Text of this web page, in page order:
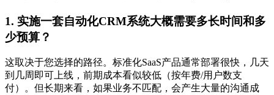
1. 实施一套自动化CRM系统大概需要多长时间和多
少预算？
这取决于您选择的路径。标准化SaaS产品通常部署很快，几天
到几周即可上线，前期成本看似较低（按年费/用户数支
付）。但长期来看，如果业务不匹配，会产生大量的沟通成